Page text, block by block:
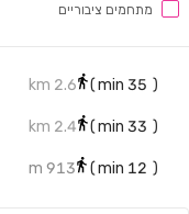
מתחמים ציבוריים
(
35
2.6 km
(
33
2.4 km
(
12
913 m